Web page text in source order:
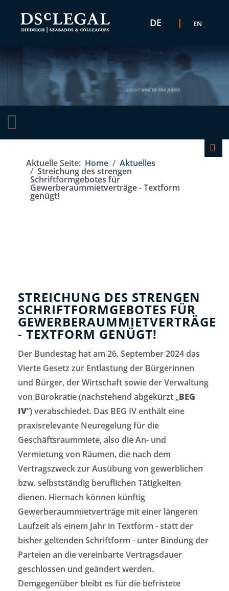
DE EN
Aktuelle Seite: Home Aktuelles
Streichung des strengen
Schriftformgebotes für
Gewerberaummietverträge - Textform
genügt!
STREICHUNG DES STRENGEN
SCHRIFTFORMGEBOTES FÜR
GEWERBERAUMMIETVERTRÄGE
- TEXTFORM GENÜGT!
Der Bundestag hat am 26. September 2024 das
Vierte Gesetz zur Entlastung der Bürgerinnen
und Bürger, der Wirtschaft sowie der Verwaltung
von Bürokratie (nachstehend abgekürzt „BEG
IV“) verabschiedet. Das BEG IV enthält eine
praxisrelevante Neuregelung für die
Geschäftsraummiete, also die An- und
Vermietung von Räumen, die nach dem
Vertragszweck zur Ausübung von gewerblichen
bzw. selbstständig beruflichen Tätigkeiten
dienen. Hiernach können künftig
Gewerberaummietverträge mit einer längeren
Laufzeit als einem Jahr in Textform - statt der
bisher geltenden Schriftform - unter Bindung der
Parteien an die vereinbarte Vertragsdauer
geschlossen und geändert werden.
Demgegenüber bleibt es für die befristete